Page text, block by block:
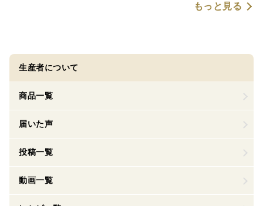
もっと見る
生産者について
商品一覧
届いた声
投稿一覧
動画一覧